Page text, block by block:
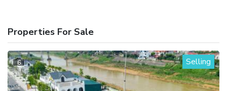
Properties For Sale
6 Selling